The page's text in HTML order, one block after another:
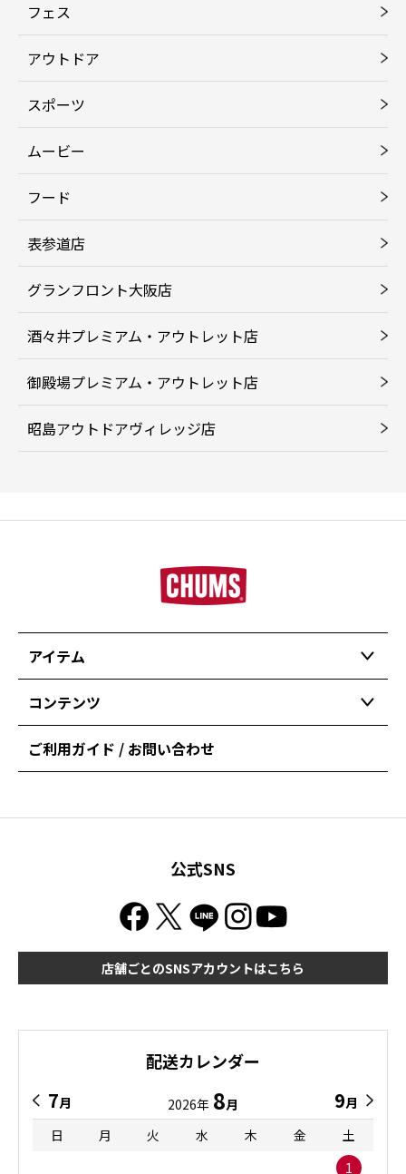
フェス
アウトドア
スポーツ
ムービー
フード
表参道店
グランフロント大阪店
酒々井プレミアム・アウトレット店
御殿場プレミアム・アウトレット店
昭島アウトドアヴィレッジ店
アイテム
コンテンツ
ご利用ガイド / お問い合わせ
公式SNS
店舗ごとのSNSアカウントはこちら
配送カレンダー
7月 2026年 8月 9月
日
月 火 水 木 金
土
1